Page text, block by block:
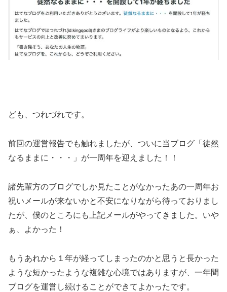
ども、つれづれです。
前回の運営報告でも触れましたが、ついに当ブログ「徒然
なるままに・・・」が一周年を迎えました！！
諸先輩方のブログでしか見たことがなかったあの一周年お
祝いメールが来ないかと不安になりながら待っておりまし
たが、僕のところにも上記メールがやってきました。いや
ぁ、よかった！
もうあれから１年が経ってしまったのかと思うと長かった
ような短かったような複雑な心境ではありますが、一年間
ブログを運営し続けることができてよかったです。